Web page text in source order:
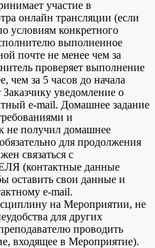
участие в
онлайн трансляции (если
условиям конкретного
выполненное
почте не менее чем за
проверяет выполнение
чем за 5 часов до начала
уведомление о
e-mail. Домашнее задание
и
не получил домашнее
для продолжения
связаться с
(контактные данные
оставить свои данные и
e-mail.
на Мероприятии, не
для других
проводить
входящее в Мероприятие).